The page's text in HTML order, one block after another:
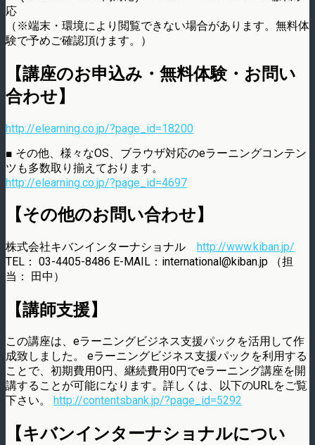
応
（※端末・環境により閲覧できない場合があります。無料体
験で予めご確認頂けます。）
【講座のお申込み・無料体験・お問い
合わせ】
http://elearning.co.jp/?page_id=18200
■ その他、様々なOS、ブラウザ対応のeラーニングコンテン
ツも多数取り揃えております。
http://elearning.co.jp/?page_id=4697
【その他のお問い合わせ】
株式会社キバンインターナショナル http://www.kiban.jp/
TEL： 03-4405-8486 E-MAIL：international@kiban.jp （担
当： 田中）
【講師支援】
この講座は、eラーニングビジネス支援パックを活用して作
成致しました。 eラーニングビジネス支援パックを利用する
ことで、初期費用0円、継続費用0円でeラーニング講座を開
講することが可能になります。詳しくは、以下のURLをご覧
下さい。
http://contentsbank.jp/?page_id=5292
【キバンインターナショナルについ